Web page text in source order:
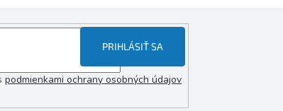
podmienkami ochrany osobných údajov
PRIHLÁSIŤ SA